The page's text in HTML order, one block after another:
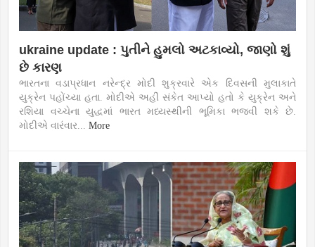
ukraine update : પુતીને હુમલો અટકાવ્યો, જાણો શું
છે કારણ
ભારતના વડાપ્રધાન નરેન્દ્ર મોદી શુક્રવારે એક દિવસની મુલાકાતે
યુક્રેન પહોંચ્યા હતા. મોદીએ અહીં સંકેત આપ્યો હતો કે યુક્રેન અને
રશિયા વચ્ચેના યુદ્ધમાં ભારત મધ્યસ્થીની ભૂમિકા ભજવી શકે છે.
મોદીએ વારંવાર... More